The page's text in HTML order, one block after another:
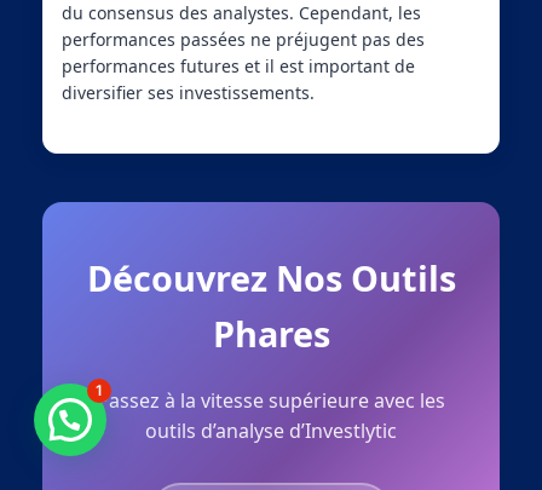
du consensus des analystes. Cependant, les
performances passées ne préjugent pas des
performances futures et il est important de
diversifier ses investissements.
Découvrez Nos Outils
Phares
Passez à la vitesse supérieure avec les
outils d’analyse d’Investlytic
Besoin d'aide ?
1